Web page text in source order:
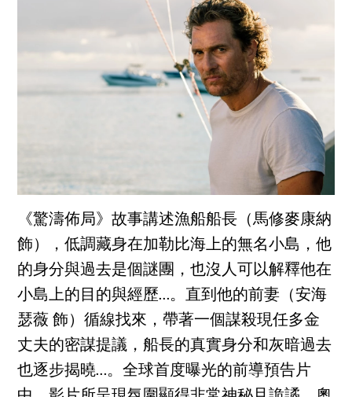
《驚濤佈局》故事講述漁船船長（馬修麥康納
飾），低調藏身在加勒比海上的無名小島，他
的身分與過去是個謎團，也沒人可以解釋他在
小島上的目的與經歷…。直到他的前妻（安海
瑟薇 飾）循線找來，帶著一個謀殺現任多金
丈夫的密謀提議，船長的真實身分和灰暗過去
也逐步揭曉…。全球首度曝光的前導預告片